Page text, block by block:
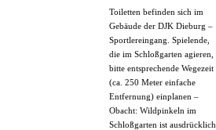
Toiletten befinden sich im
Gebäude der DJK Dieburg –
Sportlereingang. Spielende,
die im Schloßgarten agieren,
bitte entsprechende Wegezeit
(ca. 250 Meter einfache
Entfernung) einplanen –
Obacht: Wildpinkeln im
Schloßgarten ist ausdrücklich